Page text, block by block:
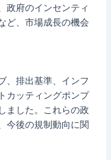
政府のインセンティ
ど、市場成長の機会
、排出基準、インフ
カッティングポンプ
ました。これらの政
今後の規制動向に関